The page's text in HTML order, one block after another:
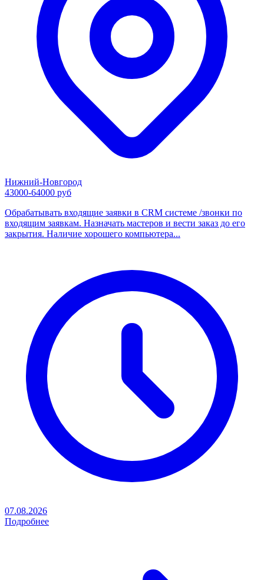
Нижний-Новгород
43000-64000 руб
Обрабатывать входящие заявки в CRM системе /звонки по
входящим заявкам. Назначать мастеров и вести заказ до его
закрытия. Наличие хорошего компьютера...
07.08.2026
Подробнее